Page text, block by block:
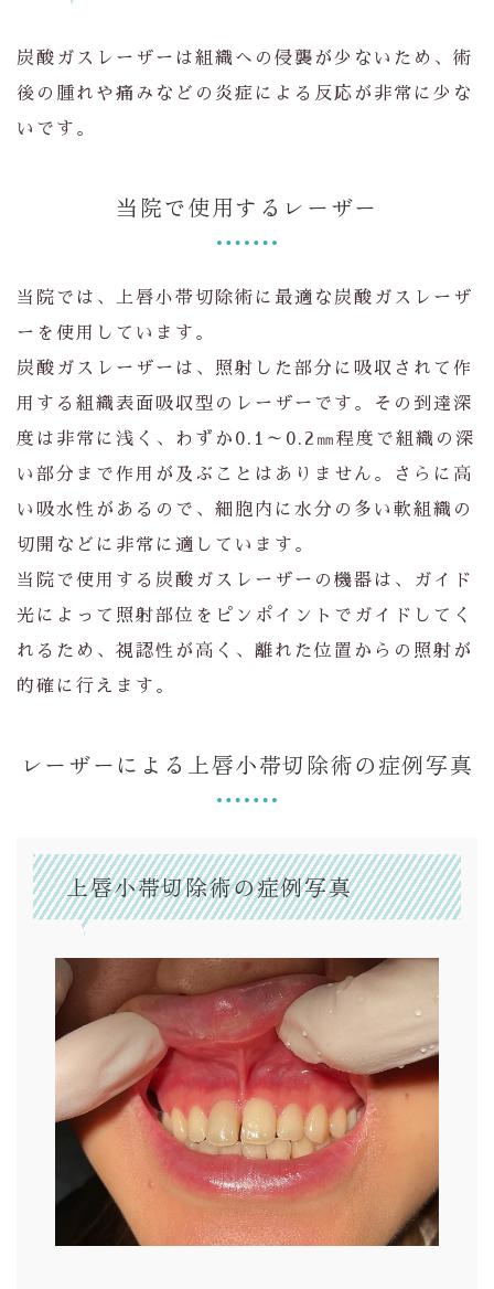
炭酸ガスレーザーは組織への侵襲が少ないため、術
後の腫れや痛みなどの炎症による反応が非常に少な
いです。
当院で使用するレーザー
当院では、上唇小帯切除術に最適な炭酸ガスレーザ
ーを使用しています。
炭酸ガスレーザーは、照射した部分に吸収されて作
用する組織表面吸収型のレーザーです。その到達深
度は非常に浅く、わずか0.1～0.2㎜程度で組織の深
い部分まで作用が及ぶことはありません。さらに高
い吸水性があるので、細胞内に水分の多い軟組織の
切開などに非常に適しています。
当院で使用する炭酸ガスレーザーの機器は、ガイド
光によって照射部位をピンポイントでガイドしてく
れるため、視認性が高く、離れた位置からの照射が
的確に行えます。
レーザーによる上唇小帯切除術の症例写真
上唇小帯切除術の症例写真